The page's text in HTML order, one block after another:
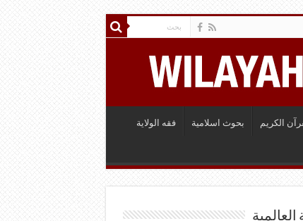
الكريم بحوث اسلامية فقه الولاية
العالمية